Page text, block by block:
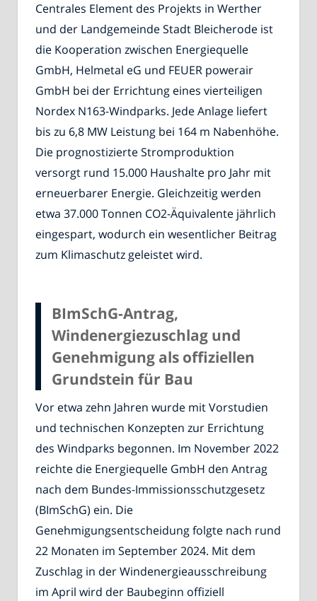
Centrales Element des Projekts in Werther
und der Landgemeinde Stadt Bleicherode ist
die Kooperation zwischen Energiequelle
GmbH, Helmetal eG und FEUER powerair
GmbH bei der Errichtung eines vierteiligen
Nordex N163-Windparks. Jede Anlage liefert
bis zu 6,8 MW Leistung bei 164 m Nabenhöhe.
Die prognostizierte Stromproduktion
versorgt rund 15.000 Haushalte pro Jahr mit
erneuerbarer Energie. Gleichzeitig werden
etwa 37.000 Tonnen CO2-Äquivalente jährlich
eingespart, wodurch ein wesentlicher Beitrag
zum Klimaschutz geleistet wird.
BImSchG-Antrag,
Windenergiezuschlag und
Genehmigung als offiziellen
Grundstein für Bau
Vor etwa zehn Jahren wurde mit Vorstudien
und technischen Konzepten zur Errichtung
des Windparks begonnen. Im November 2022
reichte die Energiequelle GmbH den Antrag
nach dem Bundes-Immissionsschutzgesetz
(BImSchG) ein. Die
Genehmigungsentscheidung folgte nach rund
22 Monaten im September 2024. Mit dem
Zuschlag in der Windenergieausschreibung
im April wird der Baubeginn offiziell